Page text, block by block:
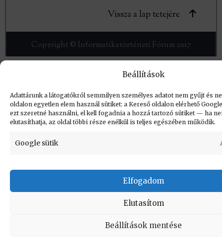
Beállítások
Adattárunk a látogatókról semmilyen személyes adatot nem gyűjt és
oldalon egyetlen elem használ sütiket: a Kereső oldalon elérhető
ezt szeretné használni, el kell fogadnia a hozzá tartozó sütiket — ha
elutasíthatja, az oldal többi része enélkül is teljes egészében működik.
Google sütik
Elfogadom
Elutasítom
Beállítások mentése
Vissza a lap tetejére
Copyright © Informatikatörténeti Fórum 2017